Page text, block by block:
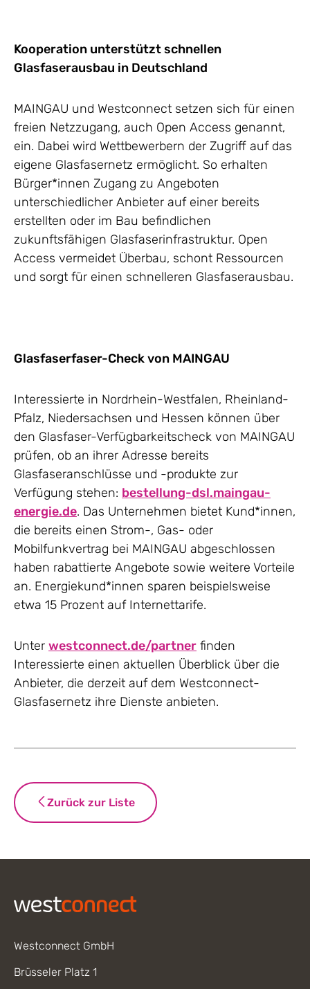
Kooperation unterstützt schnellen
Glasfaserausbau in Deutschland
MAINGAU und Westconnect setzen sich für einen
freien Netzzugang, auch Open Access genannt,
ein. Dabei wird Wettbewerbern der Zugriff auf das
eigene Glasfasernetz ermöglicht. So erhalten
Bürger*innen Zugang zu Angeboten
unterschiedlicher Anbieter auf einer bereits
erstellten oder im Bau befindlichen
zukunftsfähigen Glasfaserinfrastruktur. Open
Access vermeidet Überbau, schont Ressourcen
und sorgt für einen schnelleren Glasfaserausbau.
Glasfaserfaser-Check von MAINGAU
Interessierte in Nordrhein-Westfalen, Rheinland-
Pfalz, Niedersachsen und Hessen können über
den Glasfaser-Verfügbarkeitscheck von MAINGAU
prüfen, ob an ihrer Adresse bereits
Glasfaseranschlüsse und -produkte zur
Verfügung stehen: bestellung-dsl.maingau-
energie.de. Das Unternehmen bietet Kund*innen,
die bereits einen Strom-, Gas- oder
Mobilfunkvertrag bei MAINGAU abgeschlossen
haben rabattierte Angebote sowie weitere Vorteile
an. Energiekund*innen sparen beispielsweise
etwa 15 Prozent auf Internettarife.
Unter westconnect.de/partner finden
Interessierte einen aktuellen Überblick über die
Anbieter, die derzeit auf dem Westconnect-
Glasfasernetz ihre Dienste anbieten.
Zurück zur Liste
Westconnect GmbH
Brüsseler Platz 1